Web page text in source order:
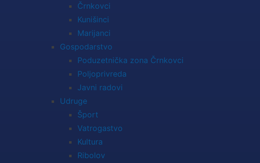
Črnkovci
Kunišinci
Marijanci
Gospodarstvo
Poduzetnička zona Črnkovci
Poljoprivreda
Javni radovi
Udruge
Šport
Vatrogastvo
Kultura
Ribolov